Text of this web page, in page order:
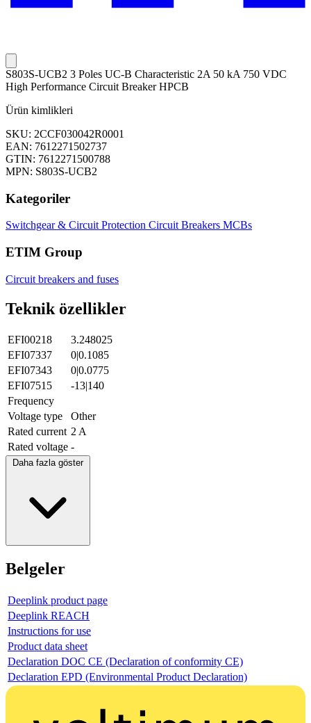
S803S-UCB2 3 Poles UC-B Characteristic 2A 50 kA 750 VDC
High Performance Circuit Breaker HPCB
Ürün kimlikleri
SKU: 2CCF030042R0001
EAN: 7612271502737
GTIN: 7612271500788
MPN: S803S-UCB2
Kategoriler
Switchgear & Circuit Protection Circuit Breakers MCBs
ETIM Group
Circuit breakers and fuses
Teknik özellikler
EFI00218
3.248025
EFI07337
0|0.1085
EFI07343
0|0.0775
EFI07515
-13|140
Frequency
Voltage type
Other
Rated current 2 A
Rated voltage -
Daha fazla göster
Belgeler
Deeplink product page
Deeplink REACH
Instructions for use
Product data sheet
Declaration DOC CE (Declaration of conformity CE)
Declaration EPD (Environmental Product Declaration)